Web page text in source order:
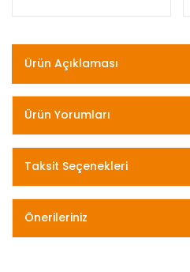
Ürün Açıklaması
Ürün Yorumları
Taksit Seçenekleri
Önerileriniz